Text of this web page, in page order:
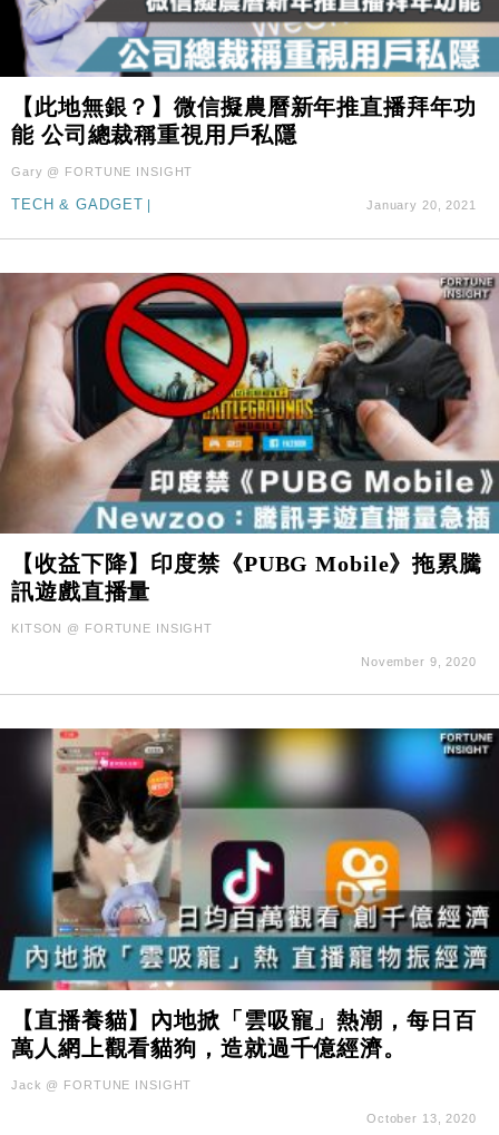
【此地無銀？】微信擬農曆新年推直播拜年功
能 公司總裁稱重視用戶私隱
Gary @ FORTUNE INSIGHT
TECH & GADGET | January 20, 2021
【收益下降】印度禁《PUBG Mobile》拖累騰
訊遊戲直播量
KITSON @ FORTUNE INSIGHT
November 9, 2020
【直播養貓】內地掀「雲吸寵」熱潮，每日百
萬人網上觀看貓狗，造就過千億經濟。
Jack @ FORTUNE INSIGHT
October 13, 2020